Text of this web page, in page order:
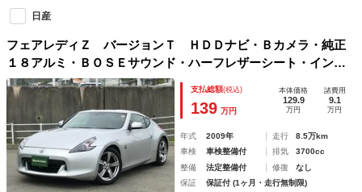
日産
フェアレディＺ バージョンＴ ＨＤＤナビ・Ｂカメラ・純正
１８アルミ・ＢＯＳＥサウンド・ハーフレザーシート・インナ
ーブラックライト
支払総額(税込)
139 万円
本体価格
129.9
万円
諸費用
9.1
万円
年式 2009年 走行
8.5万km
車検
車検整備付 排気
3700cc
整備
法定整備付 修復
なし
保証
保証付 (1ヶ月・走行無制限)